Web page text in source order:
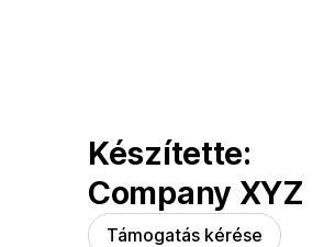
Készítette:
Company XYZ
Támogatás kérése